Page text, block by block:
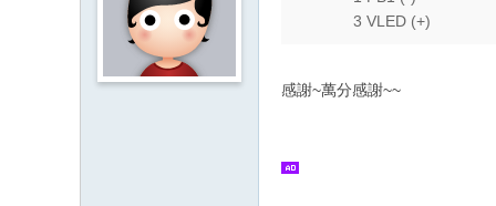
3 VLED (+)
感謝~萬分感謝~~